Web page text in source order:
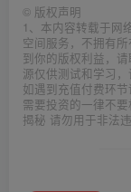
© 版权声明
1、本内容转载于网
空间服务，不拥有
到你的版权利益，
源仅供测试和学习
如遇到充值付费环
需要投资的一律不
揭秘 请勿用于非法